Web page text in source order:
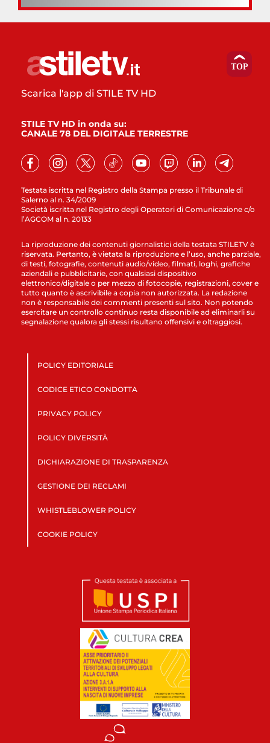
Testata iscritta nel Registro della Stampa presso il Tribunale di
Salerno al n. 34/2009
Società iscritta nel Registro degli Operatori di Comunicazione c/o
l’AGCOM al n. 20133
Scarica l'app di STILE TV HD
STILE TV HD in onda su:
CANALE 78 DEL DIGITALE TERRESTRE
La riproduzione dei contenuti giornalistici della testata STILETV è
riservata. Pertanto, è vietata la riproduzione e l’uso, anche parziale,
di testi, fotografie, contenuti audio/video, filmati, loghi, grafiche
aziendali e pubblicitarie, con qualsiasi dispositivo
elettronico/digitale o per mezzo di fotocopie, registrazioni, cover e
tutto quanto è ascrivibile a copia non autorizzata. La redazione
non è responsabile dei commenti presenti sul sito. Non potendo
esercitare un controllo continuo resta disponibile ad eliminarli su
segnalazione qualora gli stessi risultano offensivi e oltraggiosi.
POLICY EDITORIALE
CODICE ETICO CONDOTTA
PRIVACY POLICY
POLICY DIVERSITÀ
DICHIARAZIONE DI TRASPARENZA
GESTIONE DEI RECLAMI
WHISTLEBLOWER POLICY
COOKIE POLICY